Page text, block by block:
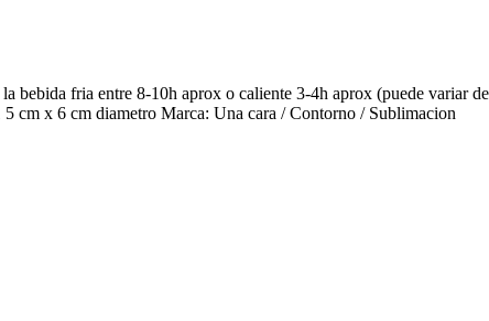
bebida fria entre 8-10h aprox o caliente 3-4h aprox (puede variar
cm x 6 cm diametro Marca: Una cara / Contorno / Sublimacion